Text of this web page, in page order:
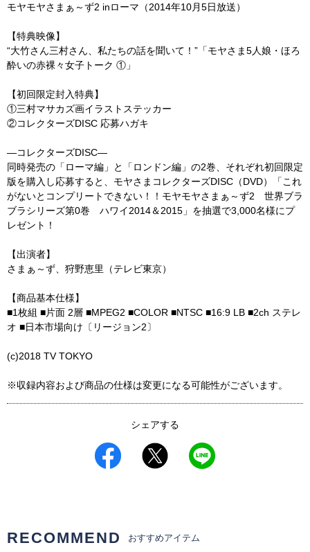
モヤモヤさまぁ～ず2 inローマ（2014年10月5日放送）
【特典映像】
“大竹さん三村さん、私たちの話を聞いて！”「モヤさま5人娘・ほろ
酔いの赤裸々女子トーク ①」
【初回限定封入特典】
①三村マサカズ画イラストステッカー
②コレクターズDISC 応募ハガキ
―コレクターズDISC―
同時発売の「ローマ編」と「ロンドン編」の2巻、それぞれ初回限定
版を購入し応募すると、モヤさまコレクターズDISC（DVD）「これ
がないとコンプリートできない！！モヤモヤさまぁ～ず2 世界ブラ
ブラシリーズ第0巻 ハワイ2014＆2015」を抽選で3,000名様にプ
レゼント！
【出演者】
さまぁ～ず、狩野恵里（テレビ東京）
【商品基本仕様】
■1枚組 ■片面 2層 ■MPEG2 ■COLOR ■NTSC ■16:9 LB ■2ch ステレ
オ ■日本市場向け〔リージョン2〕
(c)2018 TV TOKYO
※収録内容および商品の仕様は変更になる可能性がございます。
シェアする
RECOMMEND おすすめアイテム